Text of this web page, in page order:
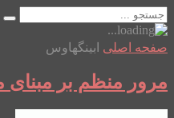
صفحه اصلی ابینگهاوس
مرور منظم بر مبنای